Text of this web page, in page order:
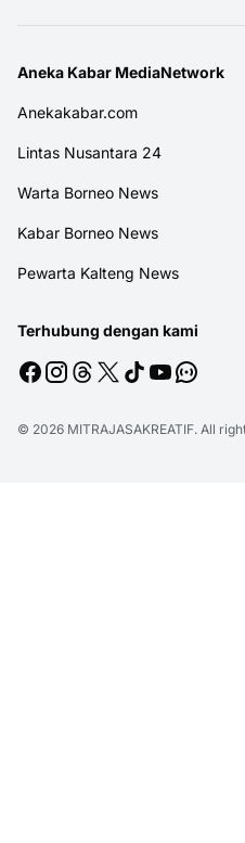
Aneka Kabar MediaNetwork
Anekakabar.com
Lintas Nusantara 24
Warta Borneo News
Kabar Borneo News
Pewarta Kalteng News
Terhubung dengan kami
© 2026 MITRAJASAKREATIF. All